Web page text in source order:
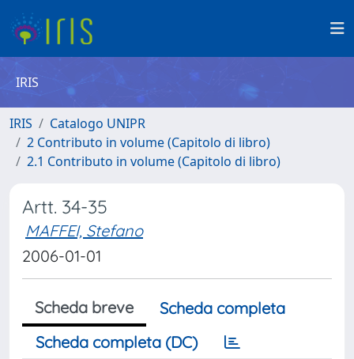
IRIS
IRIS
Catalogo UNIPR
2 Contributo in volume (Capitolo di libro)
2.1 Contributo in volume (Capitolo di libro)
Artt. 34-35
MAFFEI, Stefano
2006-01-01
Scheda breve
Scheda completa
Scheda completa (DC)